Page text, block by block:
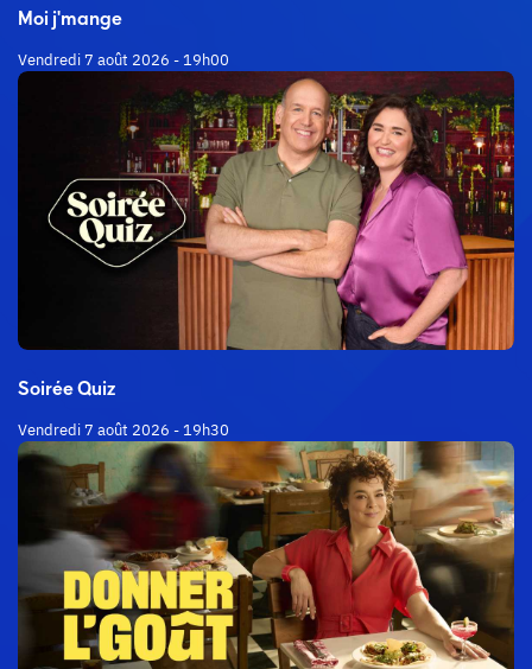
Moi j'mange
Vendredi 7 août 2026 - 19h00
Soirée Quiz
Vendredi 7 août 2026 - 19h30